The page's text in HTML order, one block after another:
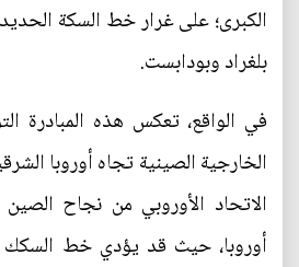
الكبرى؛ على غرار خط السكة
بلغراد وبودابست.
في الواقع، تعكس هذه المبادرة
الخارجية الصينية تجاه أوروبا
الاتحاد الأوروبي من نجاح
أوروبا، حيث قد يؤدي خط السكك